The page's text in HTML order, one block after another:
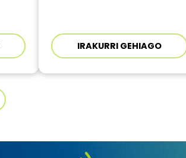
IRAKURRI GEHIAGO